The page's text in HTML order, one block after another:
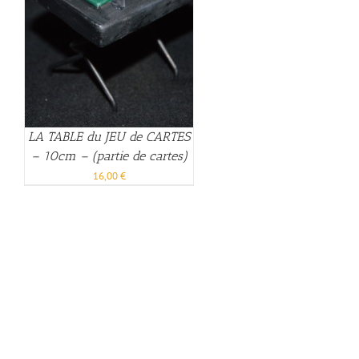
LA TABLE du JEU de CARTES
– 10cm – (partie de cartes)
16,00€